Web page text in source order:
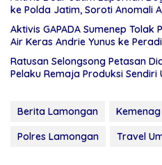
ke Polda Jatim, Soroti Anomali
Aktivis GAPADA Sumenep
Air Keras Andrie Yunus ke
Ratusan Selongsong Petasan
Pelaku Remaja Produksi Sendiri
Berita Lamongan
Polres Lamongan
Travel